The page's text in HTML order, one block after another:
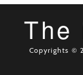
The
Copyrights ©